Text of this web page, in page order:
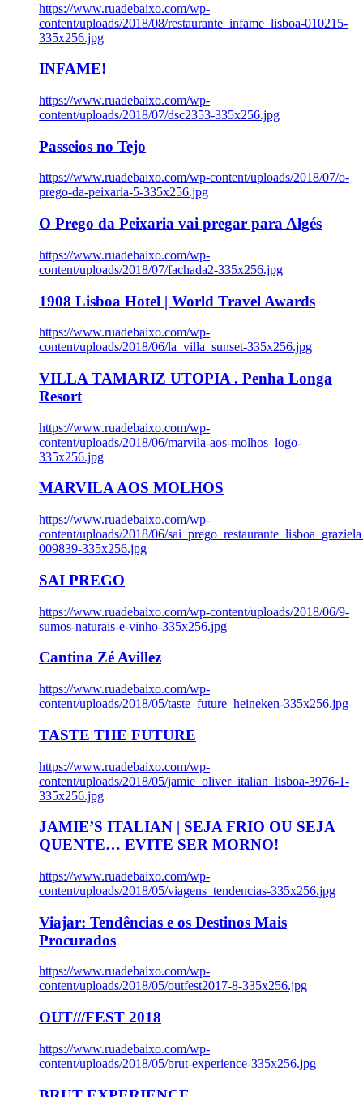
https://www.ruadebaixo.com/wp-
content/uploads/2018/08/restaurante_infame_lisboa-010215-
335x256.jpg
INFAME!
https://www.ruadebaixo.com/wp-
content/uploads/2018/07/dsc2353-335x256.jpg
Passeios no Tejo
https://www.ruadebaixo.com/wp-content/uploads/2018/07/o-
prego-da-peixaria-5-335x256.jpg
O Prego da Peixaria vai pregar para Algés
https://www.ruadebaixo.com/wp-
content/uploads/2018/07/fachada2-335x256.jpg
1908 Lisboa Hotel | World Travel Awards
https://www.ruadebaixo.com/wp-
content/uploads/2018/06/la_villa_sunset-335x256.jpg
VILLA TAMARIZ UTOPIA . Penha Longa
Resort
https://www.ruadebaixo.com/wp-
content/uploads/2018/06/marvila-aos-molhos_logo-
335x256.jpg
MARVILA AOS MOLHOS
https://www.ruadebaixo.com/wp-
content/uploads/2018/06/
009839-335x256.jpg
SAI PREGO
https://www.ruadebaixo.com/wp-content/uploads/2018/06/9-
sumos-naturais-e-vinho-335x256.jpg
Cantina Zé Avillez
https://www.ruadebaixo.com/wp-
content/uploads/2018/05/taste_future_heineken-335x256.jpg
TASTE THE FUTURE
https://www.ruadebaixo.com/wp-
content/uploads/2018/05/jamie_oliver_italian_lisboa-3976-1-
335x256.jpg
JAMIE’S ITALIAN | SEJA FRIO OU SEJA
QUENTE… EVITE SER MORNO!
https://www.ruadebaixo.com/wp-
content/uploads/2018/05/viagens_tendencias-335x256.jpg
Viajar: Tendências e os Destinos Mais
Procurados
https://www.ruadebaixo.com/wp-
content/uploads/2018/05/outfest2017-8-335x256.jpg
OUT///FEST 2018
https://www.ruadebaixo.com/wp-
content/uploads/2018/05/brut-experience-335x256.jpg